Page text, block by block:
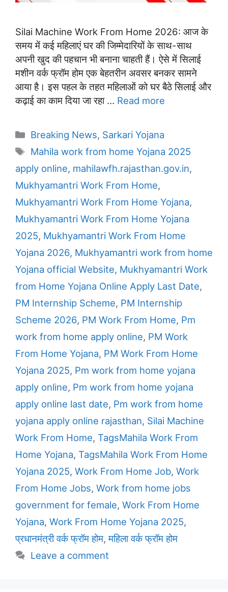
Silai Machine Work From Home 2026: आज के
समय में कई महिलाएं घर की जिम्मेदारियों के साथ-साथ
अपनी खुद की पहचान भी बनाना चाहती हैं। ऐसे में सिलाई
मशीन वर्क फ्रॉम होम एक बेहतरीन अवसर बनकर सामने
आया है। इस पहल के तहत महिलाओं को घर बैठे सिलाई और
कढ़ाई का काम दिया जा रहा … Read more
Categories
Breaking News, Sarkari Yojana
Tags
Mahila work from home Yojana 2025
apply online, mahilawfh.rajasthan.gov.in,
Mukhyamantri Work From Home,
Mukhyamantri Work From Home Yojana,
Mukhyamantri Work From Home Yojana
2025, Mukhyamantri Work From Home
Yojana 2026, Mukhyamantri work from home
Yojana official Website, Mukhyamantri Work
from Home Yojana Online Apply Last Date,
PM Internship Scheme, PM Internship
Scheme 2026, PM Work From Home, Pm
work from home apply online, PM Work
From Home Yojana, PM Work From Home
Yojana 2025, Pm work from home yojana
apply online, Pm work from home yojana
apply online last date, Pm work from home
yojana apply online rajasthan, Silai Machine
Work From Home, TagsMahila Work From
Home Yojana, TagsMahila Work From Home
Yojana 2025, Work From Home Job, Work
From Home Jobs, Work from home jobs
government for female, Work From Home
Yojana, Work From Home Yojana 2025,
प्रधानमंत्री वर्क फ्रॉम होम,महिला वर्क फ्रॉम होम
Leave a comment